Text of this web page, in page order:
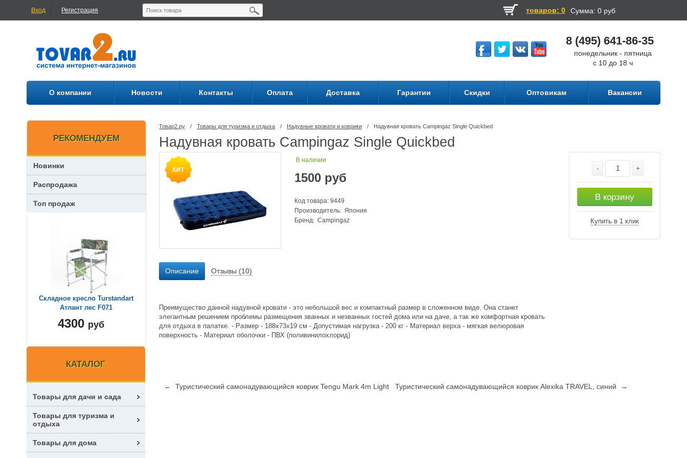
Вход Регистрация товаров: 0 Сумма: 0 руб
8 (495) 641-86-35
понедельник - пятница
с 10 до 18 ч
О компании Новости Контакты Оплата Доставка Гарантии Скидки Оптовикам Вакансии
Товар2.ру / Товары для туризма и отдыха / Надувные кровати и коврики / Надувная кровать Campingaz Single Quickbed
Надувная кровать Campingaz Single Quickbed
В наличии
1500 руб
Код товара: 9449
Производитель: Япония
Бренд:Campingaz
- +
В корзину
Купить в 1 клик
Описание Отзывы (10)
Преимущество данной надувной кровати - это небольшой вес и компактный размер в сложенном виде. Она станет
элегантным решением проблемы размещения званных и незванных гостей дома или на даче, а так же комфортная кровать
для отдыха в палатке. - Размер - 188х73х19 см - Допустимая нагрузка - 200 кг - Материал верха - мягкая велюровая
поверхность - Материал оболочки - ПВХ (поливинилохлорид)
← Туристический самонадувающийся коврик Tengu Mark 4m Light Туристический самонадувающийся коврик Alexika TRAVEL, синий →
РЕКОМЕНДУЕМ
Новинки
Распродажа
Топ продаж
Складное кресло Turstandart
Атлант лес F071
4300 руб
КАТАЛОГ
Товары для дачи и сада
Товары для туризма и
отдыха
Товары для дома